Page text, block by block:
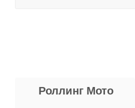
Роллинг Мото